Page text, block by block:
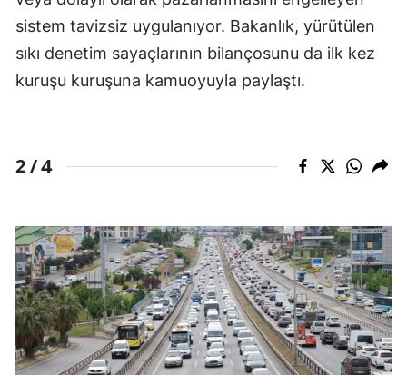
sistem tavizsiz uygulanıyor. Bakanlık, yürütülen
sıkı denetim sayaçlarının bilançosunu da ilk kez
kuruşu kuruşuna kamuoyuyla paylaştı.
2 /4